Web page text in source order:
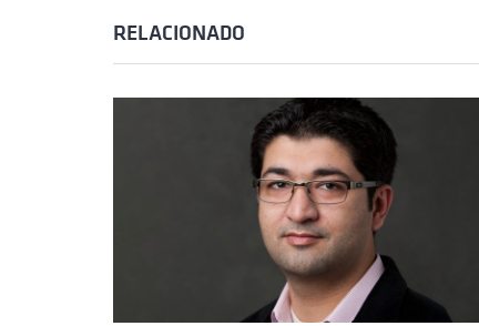
RELACIONADO